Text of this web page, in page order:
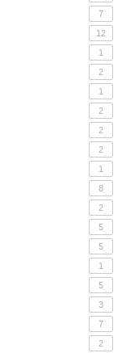
7
12
1
2
1
2
2
2
1
8
2
5
5
1
5
3
7
2